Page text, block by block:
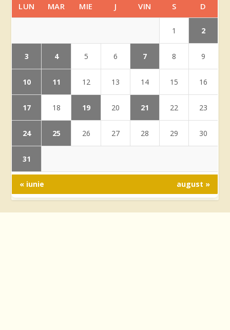
LUN MAR MIE J VIN S D
1 2
3 4 5 6 7 8 9
10 11 12 13 14 15 16
17 18 19 20 21 22 23
24 25 26 27 28 29 30
31
« iunie august »